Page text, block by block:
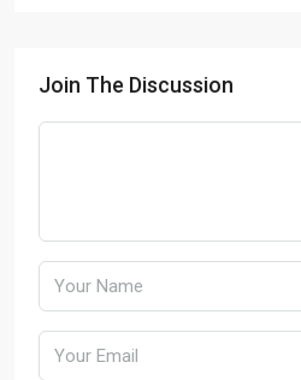
Join The Discussion